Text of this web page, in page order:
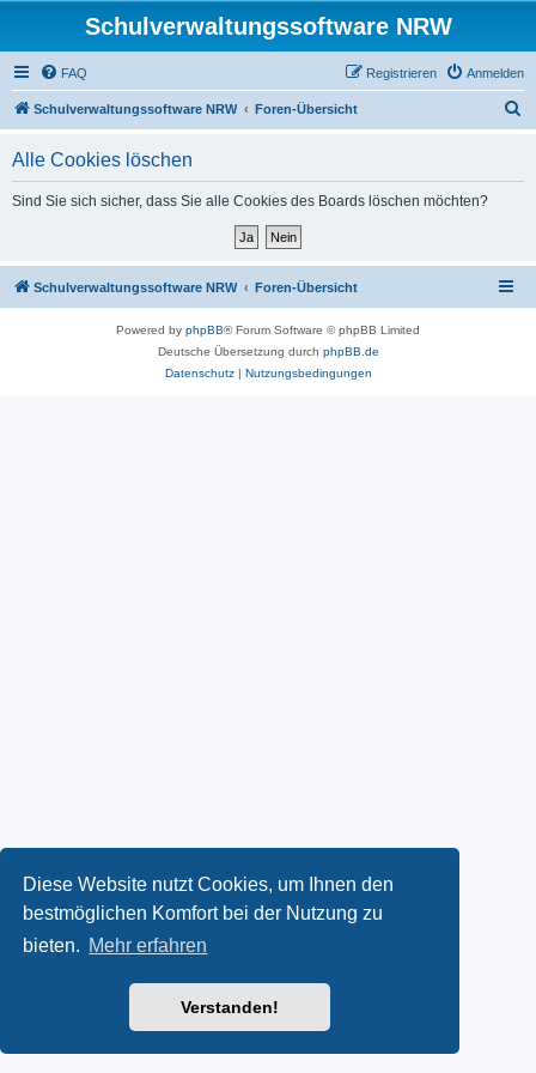
Diese Website nutzt Cookies, um Ihnen den
bestmöglichen Komfort bei der Nutzung zu
bieten. Mehr erfahren
Verstanden!
Schulverwaltungssoftware NRW
FAQ Anmelden
Registrieren
Schulverwaltungssoftware NRW Foren-Übersicht
Alle Cookies löschen
Sind Sie sich sicher, dass Sie alle Cookies des Boards löschen möchten?
Schulverwaltungssoftware NRW Foren-Übersicht
Powered by phpBB® Forum Software © phpBB Limited
Deutsche Übersetzung durch phpBB.de
Datenschutz| Nutzungsbedingungen